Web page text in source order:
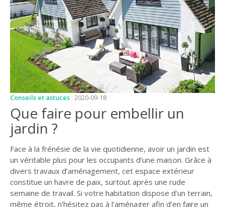
GUIDES
JARDIN
ENTRETIEN
PISCINE
ENTRETIEN
PARTENAIRES
LIGNE JARDIN
INFO PAYSAGISTE
GUIDE JARDIN ET
PAYSAGE
GUIDE JARDIN
Conseils et astuces · 2020-09-18
Que faire pour embellir un
jardin ?
Face à la frénésie de la vie quotidienne, avoir un jardin est
un véritable plus pour les occupants d’une maison. Grâce à
divers travaux d’aménagement, cet espace extérieur
constitue un havre de paix, surtout après une rude
semaine de travail. Si votre habitation dispose d’un terrain,
même étroit, n’hésitez pas à l’aménager afin d’en faire un